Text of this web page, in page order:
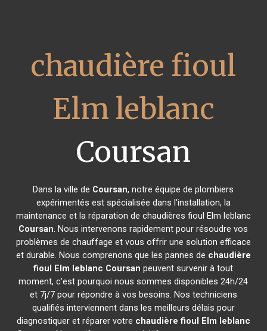
chaudière fioul
Elm leblanc
Coursan
Dans la ville de Coursan, notre équipe de plombiers
expérimentés est spécialisée dans l'installation, la
maintenance et la réparation de chaudières fioul Elm leblanc
Coursan. Nous intervenons rapidement pour résoudre vos
problèmes de chauffage et vous offrir une solution efficace
et durable. Nous comprenons que les pannes de chaudière
fioul Elm leblanc Coursan peuvent survenir à tout
moment, c'est pourquoi nous sommes disponibles 24h/24
et 7j/7 pour répondre à vos besoins. Nos techniciens
qualifiés interviennent dans les meilleurs délais pour
diagnostiquer et réparer votre chaudière fioul Elm leblanc